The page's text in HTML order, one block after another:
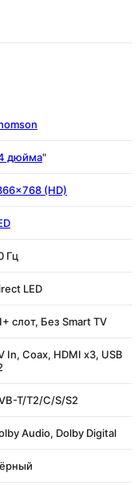
дюйма"
(HD)
Гц
LED
слот, Без Smart TV
In, Coax, HDMI x3, USB
T/T2/C/S/S2
Audio, Dolby Digital